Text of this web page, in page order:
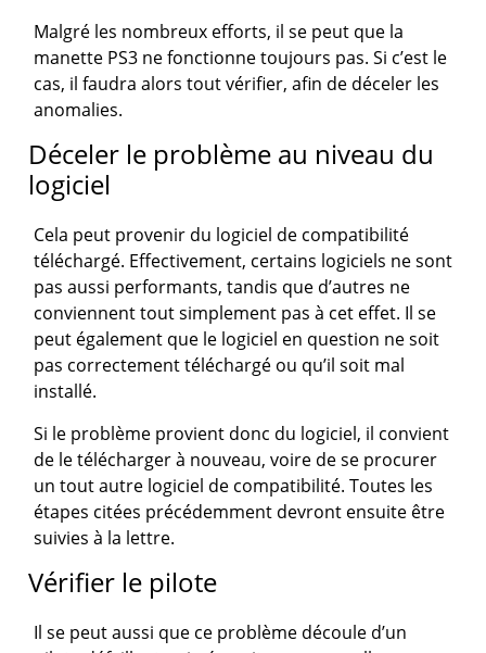
Malgré les nombreux efforts, il se peut que la
manette PS3 ne fonctionne toujours pas. Si c’est le
cas, il faudra alors tout vérifier, afin de déceler les
anomalies.
Déceler le problème au niveau du
logiciel
Cela peut provenir du logiciel de compatibilité
téléchargé. Effectivement, certains logiciels ne sont
pas aussi performants, tandis que d’autres ne
conviennent tout simplement pas à cet effet. Il se
peut également que le logiciel en question ne soit
pas correctement téléchargé ou qu’il soit mal
installé.
Si le problème provient donc du logiciel, il convient
de le télécharger à nouveau, voire de se procurer
un tout autre logiciel de compatibilité. Toutes les
étapes citées précédemment devront ensuite être
suivies à la lettre.
Vérifier le pilote
Il se peut aussi que ce problème découle d’un